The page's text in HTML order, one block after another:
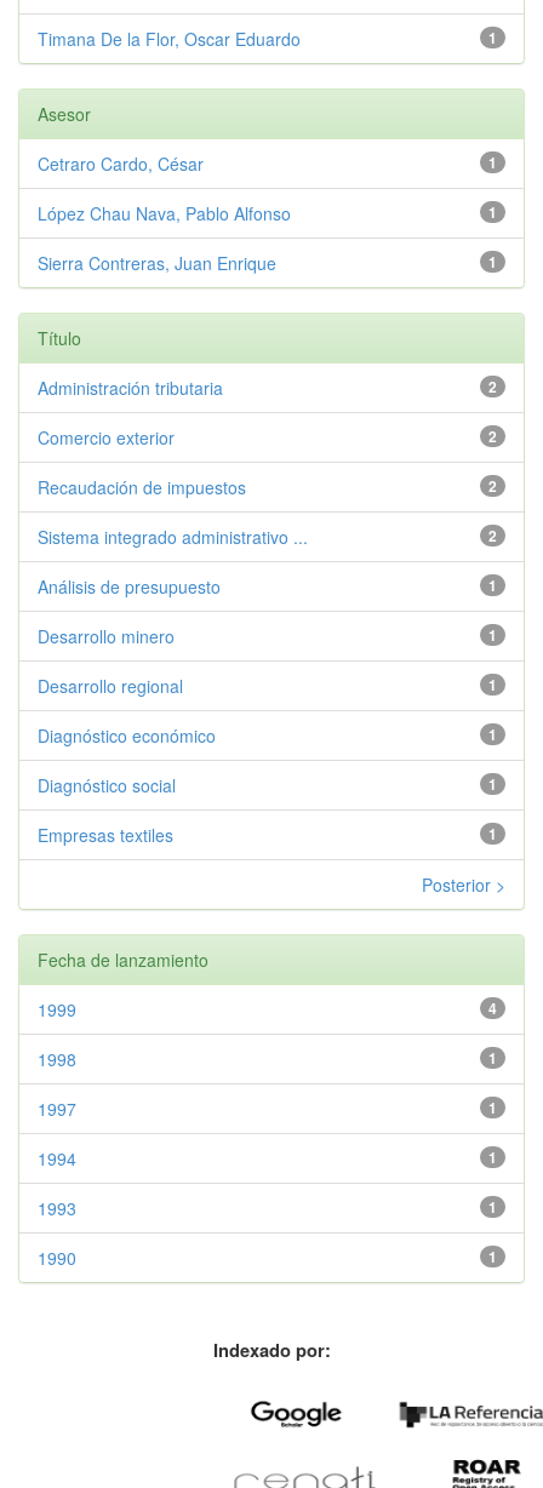
1
Timana De la Flor, Oscar Eduardo
Asesor
1
Cetraro Cardo, César
1
López Chau Nava, Pablo Alfonso
1
Sierra Contreras, Juan Enrique
Título
2
Administración tributaria
2
Comercio exterior
2
Recaudación de impuestos
2
Sistema integrado administrativo ...
1
Análisis de presupuesto
1
Desarrollo minero
1
Desarrollo regional
1
Diagnóstico económico
1
Diagnóstico social
1
Empresas textiles
Posterior >
Fecha de lanzamiento
4
1999
1
1998
1
1997
1
1994
1
1993
1
1990
Indexado por: